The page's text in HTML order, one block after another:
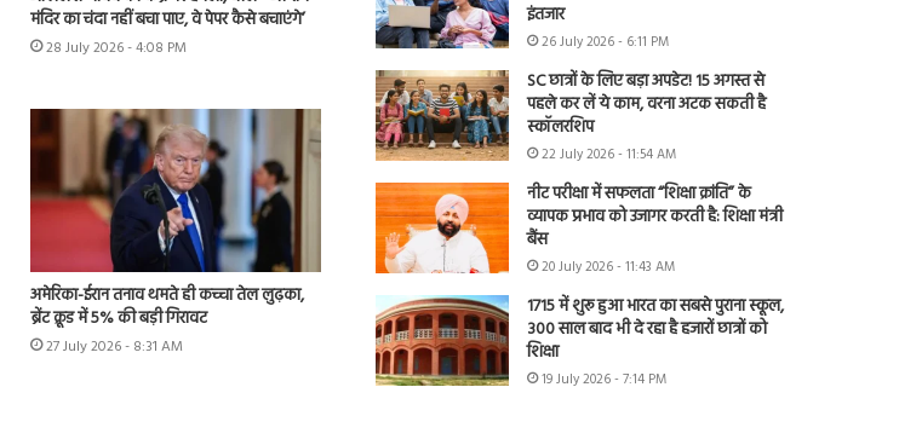
मंदिर का चंदा नहीं बचा पाए, वे पेपर कैसे बचाएंगे’
28 July 2026 - 4:08 PM
अमेरिका-ईरान तनाव थमते ही कच्चा तेल लुढ़का,
ब्रेंट क्रूड में 5% की बड़ी गिरावट
27 July 2026 - 8:31 AM
इंतजार
26 July 2026 - 6:11 PM
SC छात्रों के लिए बड़ा अपडेट! 15 अगस्त से
पहले कर लें ये काम, वरना अटक सकती है
स्कॉलरशिप
22 July 2026 - 11:54 AM
नीट परीक्षा में सफलता “शिक्षा क्रांति” के
व्यापक प्रभाव को उजागर करती है: शिक्षा मंत्री
बैंस
20 July 2026 - 11:43 AM
1715 में शुरू हुआ भारत का सबसे पुराना स्कूल,
300 साल बाद भी दे रहा है हजारों छात्रों को
शिक्षा
19 July 2026 - 7:14 PM